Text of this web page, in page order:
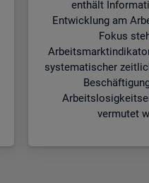
enthält
Entwicklung am
Fokus
systematischer
vermutet